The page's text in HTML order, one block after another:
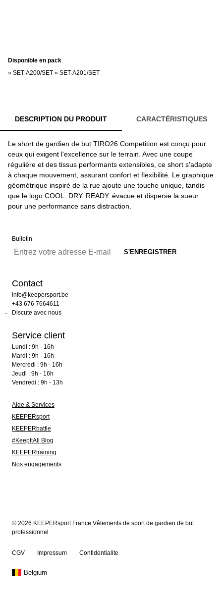
Disponible en pack
» SET-A200/SET » SET-A201/SET
DESCRIPTION DU PRODUIT CARACTÉRISTIQUES
Le short de gardien de but TIRO26 Competition est conçu pour
ceux qui exigent l'excellence sur le terrain. Avec une coupe
régulière et des tissus performants extensibles, ce short s'adapte
à chaque mouvement, assurant confort et flexibilité. Le graphique
géométrique inspiré de la rue ajoute une touche unique, tandis
que le logo COOL. DRY. READY. évacue et disperse la sueur
pour une performance sans distraction.
Bulletin
Contact
info@keepersport.be
+43 676 7664611
Discute avec nous
Service client
Lundi : 9h - 16h
Mardi : 9h - 16h
Mercredi : 9h - 16h
Jeudi : 9h - 16h
Vendredi : 9h - 13h
Aide & Services
KEEPERsport
KEEPERbattle
#KeepItAll Blog
KEEPERtraining
Nos engagements
© 2026 KEEPERsport France Vêtements de sport de gardien de but
professionnel
CGV Impressum Confidentialite
Belgium